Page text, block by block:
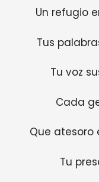
Un refugio
Tus
Tu voz
Cada
Que atesoro
Tu